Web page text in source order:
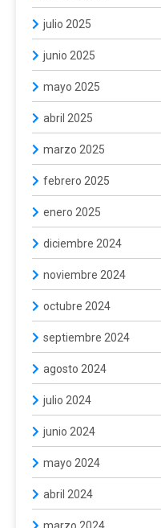
julio 2025
junio 2025
mayo 2025
abril 2025
marzo 2025
febrero 2025
enero 2025
diciembre 2024
noviembre 2024
octubre 2024
septiembre 2024
agosto 2024
julio 2024
junio 2024
mayo 2024
abril 2024
marzo 2024